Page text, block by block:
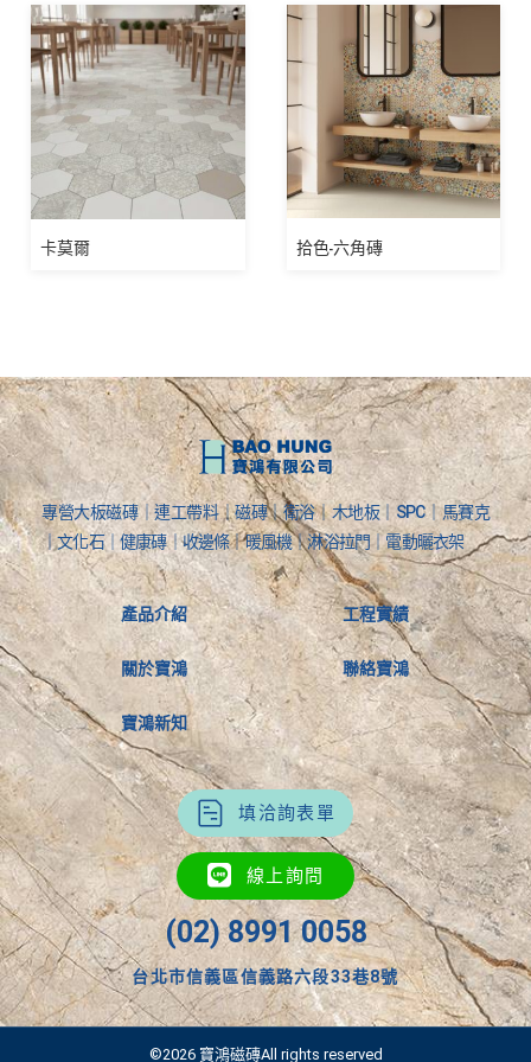
卡莫爾 拾色-六角磚
專營大板磁磚｜連工帶料｜磁磚｜衛浴｜木地板｜SPC｜馬賽克
｜文化石｜健康磚｜收邊條｜暖風機｜淋浴拉門｜電動曬衣架
產品介紹
關於寶鴻
寶鴻新知
工程實績
聯絡寶鴻
填洽詢表單
線上詢問
(02) 8991 0058
台北市信義區信義路六段33巷8號
©2026 寶鴻磁磚All rights reserved